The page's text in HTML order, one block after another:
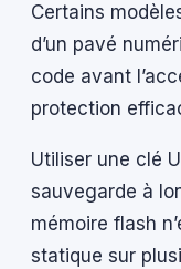
Certains
d’un pavé
code avant
protection
Utiliser une clé
sauvegarde à
mémoire flash
statique sur